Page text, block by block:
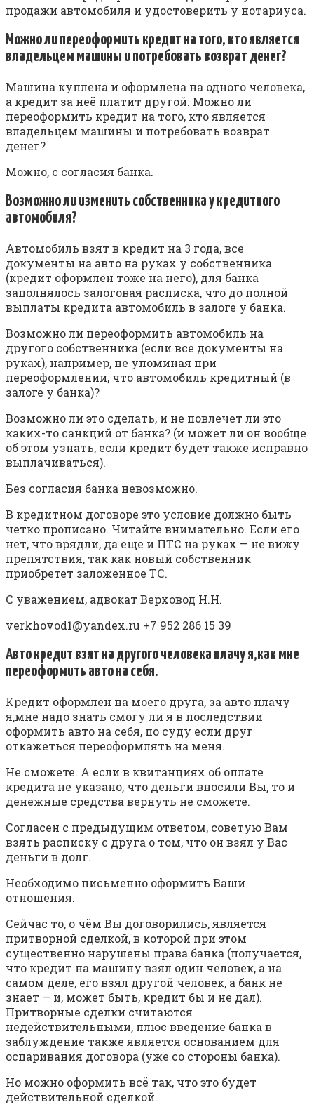
продажи автомобиля и удостоверить у нотариуса.
Можно ли переоформить кредит на того, кто является
владельцем машины и потребовать возврат денег?
Машина куплена и оформлена на одного человека,
а кредит за неё платит другой. Можно ли
переоформить кредит на того, кто является
владельцем машины и потребовать возврат
денег?
Можно, с согласия банка.
Возможно ли изменить собственника у кредитного
автомобиля?
Автомобиль взят в кредит на 3 года, все
документы на авто на руках у собственника
(кредит оформлен тоже на него), для банка
заполнялось залоговая расписка, что до полной
выплаты кредита автомобиль в залоге у банка.
Возможно ли переоформить автомобиль на
другого собственника (если все документы на
руках), например, не упоминая при
переоформлении, что автомобиль кредитный (в
залоге у банка)?
Возможно ли это сделать, и не повлечет ли это
каких-то санкций от банка? (и может ли он вообще
об этом узнать, если кредит будет также исправно
выплачиваться).
Без согласия банка невозможно.
В кредитном договоре это условие должно быть
четко прописано. Читайте внимательно. Если его
нет, что врядли, да еще и ПТС на руках — не вижу
препятствия, так как новый собственник
приобретет заложенное ТС.
С уважением, адвокат Верховод Н.Н.
verkhovod1@yandex.ru +7 952 286 15 39
Авто кредит взят на другого человека плачу я,как мне
переоформить авто на себя.
Кредит оформлен на моего друга, за авто плачу
я,мне надо знать смогу ли я в последствии
оформить авто на себя, по суду если друг
откажеться переоформлять на меня.
Не сможете. А если в квитанциях об оплате
кредита не указано, что деньги вносили Вы, то и
денежные средства вернуть не сможете.
Согласен с предыдущим ответом, советую Вам
взять расписку с друга о том, что он взял у Вас
деньги в долг.
Необходимо письменно оформить Ваши
отношения.
Сейчас то, о чём Вы договорились, является
притворной сделкой, в которой при этом
существенно нарушены права банка (получается,
что кредит на машину взял один человек, а на
самом деле, его взял другой человек, а банк не
знает — и, может быть, кредит бы и не дал).
Притворные сделки считаются
недействительными, плюс введение банка в
заблуждение также является основанием для
оспаривания договора (уже со стороны банка).
Но можно оформить всё так, что это будет
действительной сделкой.